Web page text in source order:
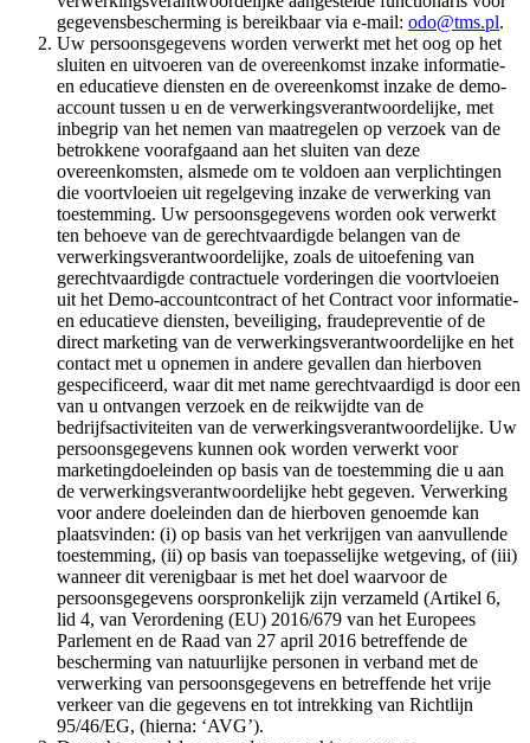
gegevensbescherming is bereikbaar via e-mail: odo@tms.pl.
Uw persoonsgegevens worden verwerkt met het oog op het
sluiten en uitvoeren van de overeenkomst inzake informatie-
en educatieve diensten en de overeenkomst inzake de demo-
account tussen u en de verwerkingsverantwoordelijke, met
inbegrip van het nemen van maatregelen op verzoek van de
betrokkene voorafgaand aan het sluiten van deze
overeenkomsten, alsmede om te voldoen aan verplichtingen
die voortvloeien uit regelgeving inzake de verwerking van
toestemming. Uw persoonsgegevens worden ook verwerkt
ten behoeve van de gerechtvaardigde belangen van de
verwerkingsverantwoordelijke, zoals de uitoefening van
gerechtvaardigde contractuele vorderingen die voortvloeien
uit het Demo-accountcontract of het Contract voor informatie-
en educatieve diensten, beveiliging, fraudepreventie of de
direct marketing van de verwerkingsverantwoordelijke en het
contact met u opnemen in andere gevallen dan hierboven
gespecificeerd, waar dit met name gerechtvaardigd is door een
van u ontvangen verzoek en de reikwijdte van de
bedrijfsactiviteiten van de verwerkingsverantwoordelijke. Uw
persoonsgegevens kunnen ook worden verwerkt voor
marketingdoeleinden op basis van de toestemming die u aan
de verwerkingsverantwoordelijke hebt gegeven. Verwerking
voor andere doeleinden dan de hierboven genoemde kan
plaatsvinden: (i) op basis van het verkrijgen van aanvullende
toestemming, (ii) op basis van toepasselijke wetgeving, of (iii)
wanneer dit verenigbaar is met het doel waarvoor de
persoonsgegevens oorspronkelijk zijn verzameld (Artikel 6,
lid 4, van Verordening (EU) 2016/679 van het Europees
Parlement en de Raad van 27 april 2016 betreffende de
bescherming van natuurlijke personen in verband met de
verwerking van persoonsgegevens en betreffende het vrije
verkeer van die gegevens en tot intrekking van Richtlijn
95/46/EG, (hierna: ‘AVG’).